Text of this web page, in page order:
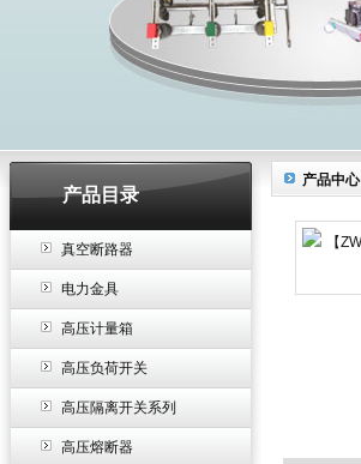
产品目录
真空断路器
电力金具
高压计量箱
高压负荷开关
高压隔离开关系列
高压熔断器
产品中心